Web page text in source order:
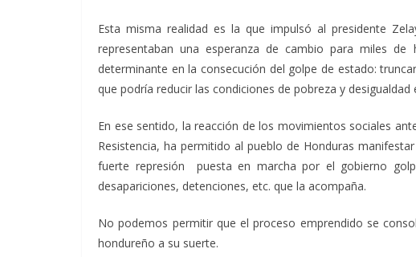
Esta misma realidad es la que impulsó al presidente
representaban una esperanza de cambio para miles
determinante en la consecución del golpe de estado:
que podría reducir las condiciones de pobreza y desigualdad
En ese sentido, la reacción de los movimientos sociales
Resistencia, ha permitido al pueblo de Honduras
fuerte represión puesta en marcha por el gobierno
desapariciones, detenciones, etc. que la acompaña.
No podemos permitir que el proceso emprendido se
hondureño a su suerte.